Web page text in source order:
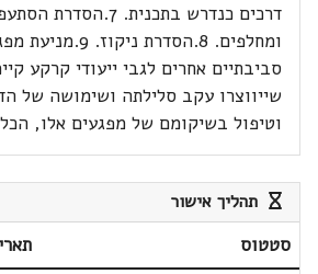
דרכים כנדרש בתכנית.
ומחלפים. 8.הסדרת
סביבתיים אחרים לגבי ייעודי קרקע
שייווצרו עקב סלילתה ושימושה של
וטיפול בשיקומם של מפגעים אלו,
תהליך אישור
סטטוס